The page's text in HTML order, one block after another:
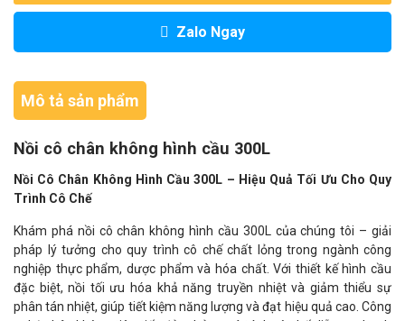
Zalo Ngay
Mô tả sản phẩm
Nồi cô chân không hình cầu 300L
Nồi Cô Chân Không Hình Cầu 300L – Hiệu Quả Tối Ưu Cho Quy
Trình Cô Chế
Khám phá nồi cô chân không hình cầu 300L của chúng tôi – giải
pháp lý tưởng cho quy trình cô chế chất lỏng trong ngành công
nghiệp thực phẩm, dược phẩm và hóa chất. Với thiết kế hình cầu
đặc biệt, nồi tối ưu hóa khả năng truyền nhiệt và giảm thiểu sự
phân tán nhiệt, giúp tiết kiệm năng lượng và đạt hiệu quả cao. Công